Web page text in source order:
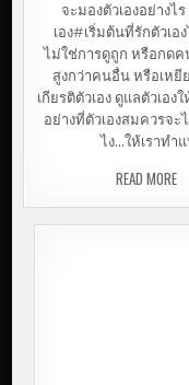
จะมองตัวเองอย่าง
เอง#เริ่มต้นที่รักตัวเ
ไม่ใช่การดูถูก หรือกดค
สูงกว่าคนอื่น หรือเหยี
เกียรติตัวเอง ดูแลตัวเอ
อย่างที่ตัวเองสมควรจะ
ไง…ให้เราทำ
READ MOREเ